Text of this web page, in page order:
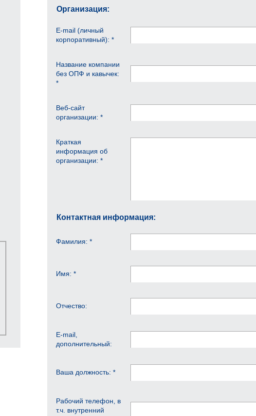
Организация:
E-mail (личный
корпоративный): *
Название компании
без ОПФ и кавычек:
*
Веб-сайт
организации: *
Краткая
информация об
организации: *
Контактная информация:
Фамилия: *
Имя: *
Отчество:
E-mail,
дополнительный:
Ваша должность: *
Рабочий телефон, в
т.ч. внутренний